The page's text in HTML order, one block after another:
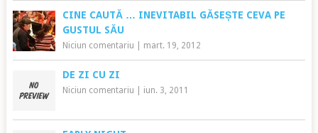
CINE CAUTĂ … INEVITABIL GĂSEȘTE CEVA PE
GUSTUL SĂU
Niciun comentariu mart. 19, 2012
DE ZI CU ZI
Niciun comentariu iun. 3, 2011